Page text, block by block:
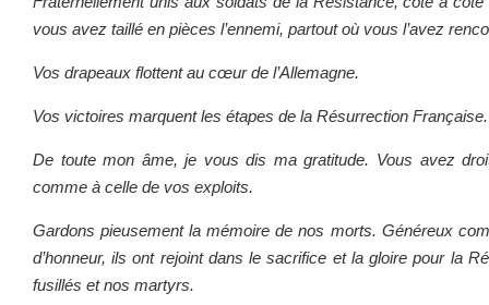
vous avez taillé en pièces l’ennemi, partout où vous l’avez
Vos drapeaux flottent au cœur de l’Allemagne.
Vos victoires marquent les étapes de la Résurrection Française.
De toute mon âme, je vous dis ma gratitude. Vous avez
comme à celle de vos exploits.
Gardons pieusement la mémoire de nos morts. Généreux
d’honneur, ils ont rejoint dans le sacrifice et la gloire pour la
fusillés et nos martyrs.